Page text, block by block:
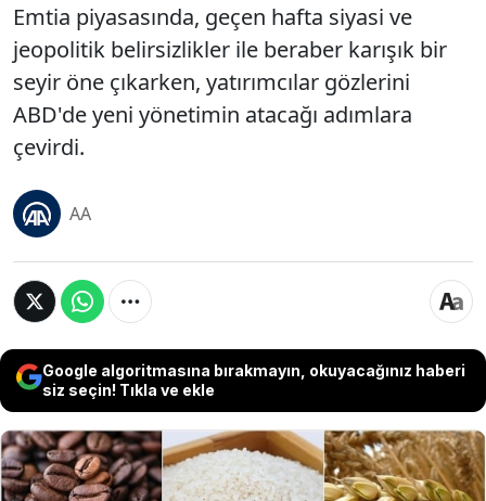
Emtia piyasasında, geçen hafta siyasi ve
jeopolitik belirsizlikler ile beraber karışık bir
seyir öne çıkarken, yatırımcılar gözlerini
ABD'de yeni yönetimin atacağı adımlara
çevirdi.
AA
Google algoritmasına bırakmayın, okuyacağınız haberi
siz seçin! Tıkla ve ekle